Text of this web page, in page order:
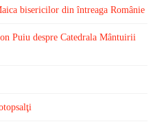
bisericilor din întreaga Românie
Puiu despre Catedrala Mântuirii